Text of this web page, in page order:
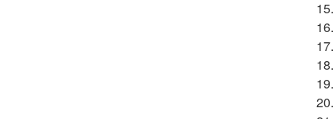
15.
16.
17.
18.
19.
20.